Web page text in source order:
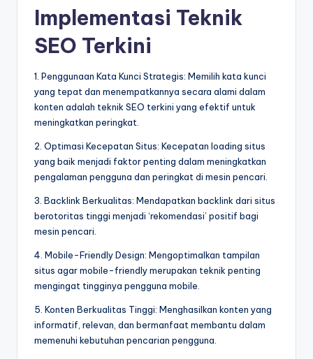
Implementasi Teknik
SEO Terkini
1. Penggunaan Kata Kunci Strategis: Memilih kata kunci
yang tepat dan menempatkannya secara alami dalam
konten adalah teknik SEO terkini yang efektif untuk
meningkatkan peringkat.
2. Optimasi Kecepatan Situs: Kecepatan loading situs
yang baik menjadi faktor penting dalam meningkatkan
pengalaman pengguna dan peringkat di mesin pencari.
3. Backlink Berkualitas: Mendapatkan backlink dari situs
berotoritas tinggi menjadi ‘rekomendasi’ positif bagi
mesin pencari.
4. Mobile-Friendly Design: Mengoptimalkan tampilan
situs agar mobile-friendly merupakan teknik penting
mengingat tingginya pengguna mobile.
5. Konten Berkualitas Tinggi: Menghasilkan konten yang
informatif, relevan, dan bermanfaat membantu dalam
memenuhi kebutuhan pencarian pengguna.